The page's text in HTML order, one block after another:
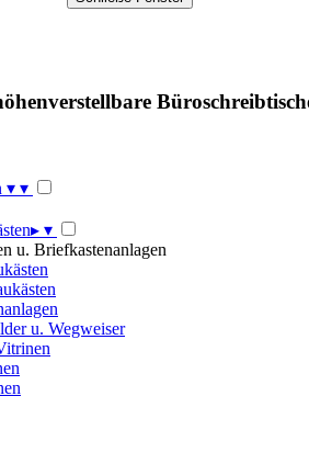
▾ ▾
▸ ▾
u. Briefkastenanlagen
u. Wegweiser